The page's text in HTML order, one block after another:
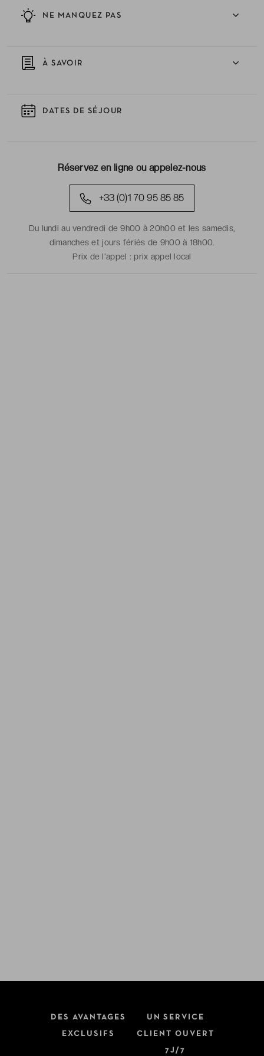
NE MANQUEZ PAS
À SAVOIR
DATES DE SÉJOUR
Réservez en ligne ou appelez-nous
+33 (0)1 70 95 85 85
Du lundi au vendredi de 9h00 à 20h00 et les samedis,
dimanches et jours fériés de 9h00 à 18h00.
Prix de l'appel :prix appel local
DES AVANTAGES
EXCLUSIFS
UN SERVICE
CLIENT OUVERT
7J/7